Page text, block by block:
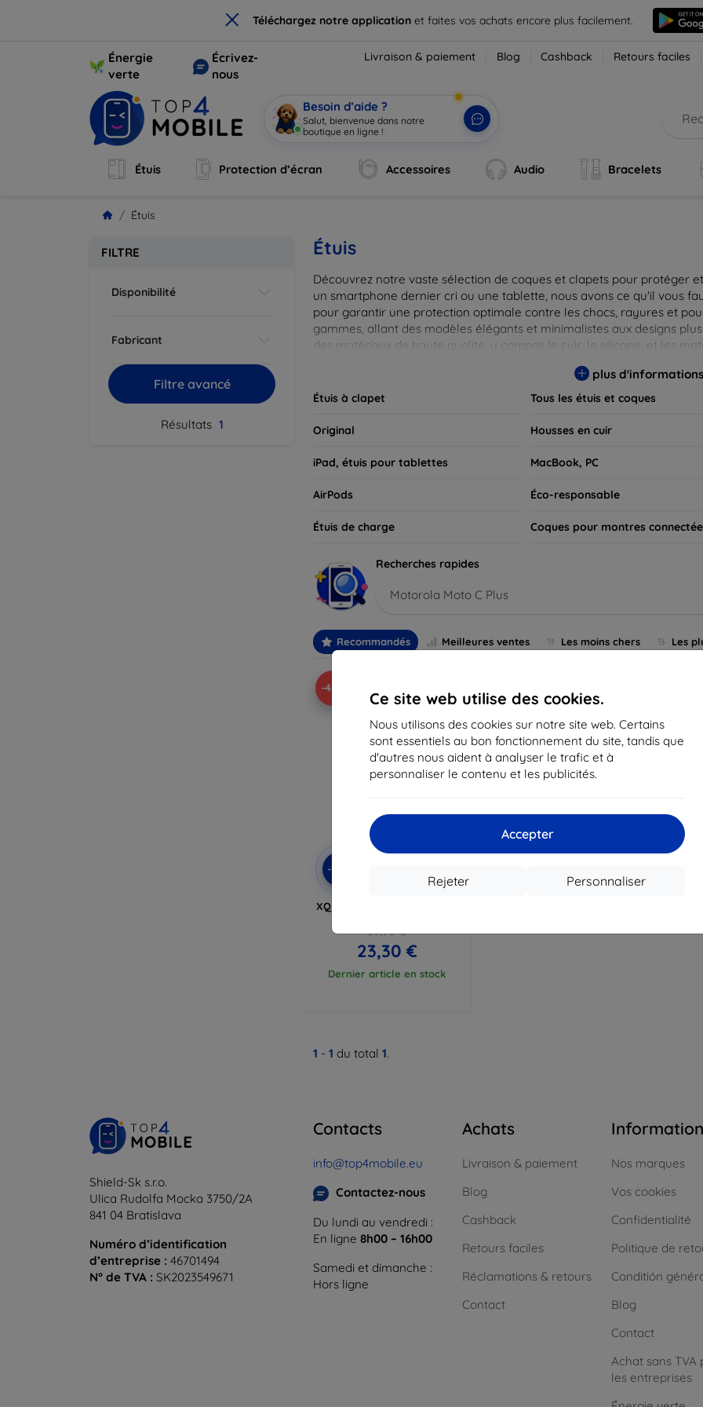
× Téléchargez notre application et faites vos achats encore plus facilement.
Ce site web utilise des cookies.
Nous utilisons des cookies sur notre site web. Certains
sont essentiels au bon fonctionnement du site, tandis que
d'autres nous aident à analyser le trafic et à
personnaliser le contenu et les publicités.
Accepter
Personnaliser
Rejeter
Énergie
verte
Écrivez-
nous
Livraison & paiement Blog Cashback Retours faciles
Besoin d’aide ?
Salut, bienvenue dans notre
boutique en ligne !
Étuis Protection d’écran Accessoires Audio Bracelets
Étuis
FILTRE
Disponibilité
Fabricant
Filtre avancé
Résultats 1
Étuis
Découvrez notre vaste sélection de coques et clapets pour protéger
un smartphone dernier cri ou une tablette, nous avons ce qu'il vous
pour garantir une protection optimale contre les chocs, rayures et
gammes, allant des modèles élégants et minimalistes aux designs
des matériaux de haute qualité, y compris le cuir, le silicone, et les
plus d'informations
Étuis à clapet Tous les étuis et coques
Original Housses en cuir
iPad, étuis pour tablettes MacBook, PC
AirPods Éco-responsable
Étuis de charge Coques pour montres
Recherches rapides
Motorola Moto C Plus
Recommandés Meilleures ventes Les moins chers Les
-42%
-10%
Réduction
XQISIT - Étui portefeuille fin
39,90 €
23,30 €
Dernier article en stock
1 - 1 du total 1.
Shield-Sk s.r.o.
Ulica Rudolfa Mocka 3750/2A
841 04 Bratislava
Numéro d’identification
d’entreprise : 46701494
N° de TVA : SK2023549671
Contacts
info@top4mobile.eu
Contactez-nous
Du lundi au vendredi :
En ligne 8h00 – 16h00
Samedi et dimanche :
Hors ligne
Achats
Livraison & paiement
Blog
Cashback
Retours faciles
Réclamations & retours
Contact
Nos marques
Vos cookies
Confidentialité
Politique de
Conditión
Blog
Contact
Achat sans TVA
les entreprises